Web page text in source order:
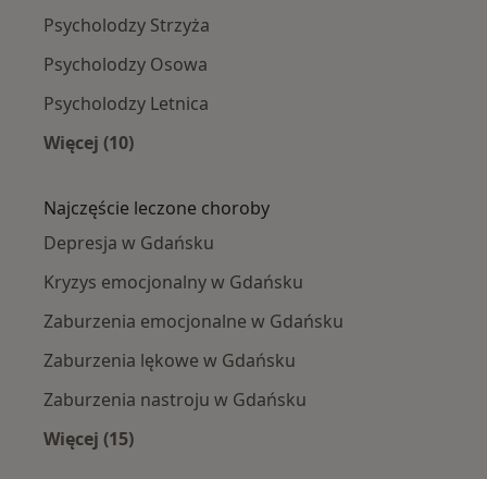
Psycholodzy Strzyża
Psycholodzy Osowa
Psycholodzy Letnica
Więcej (10)
Najczęście leczone choroby
Depresja w Gdańsku
Kryzys emocjonalny w Gdańsku
Zaburzenia emocjonalne w Gdańsku
Zaburzenia lękowe w Gdańsku
Zaburzenia nastroju w Gdańsku
Więcej (15)